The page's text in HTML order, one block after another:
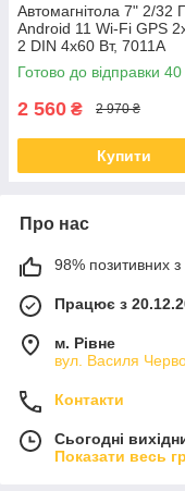
Автомагнітола 7" 2/32
Android 11 Wi-Fi GPS
2 DIN 4x60 Вт, 7011A
Готово до відправки 40
2 560 ₴ 2 970 ₴
Купити
Про нас
98% позитивних з
Працює з
м. Рівне
вул. Василя
Контакти
Сьогодні
Показати весь